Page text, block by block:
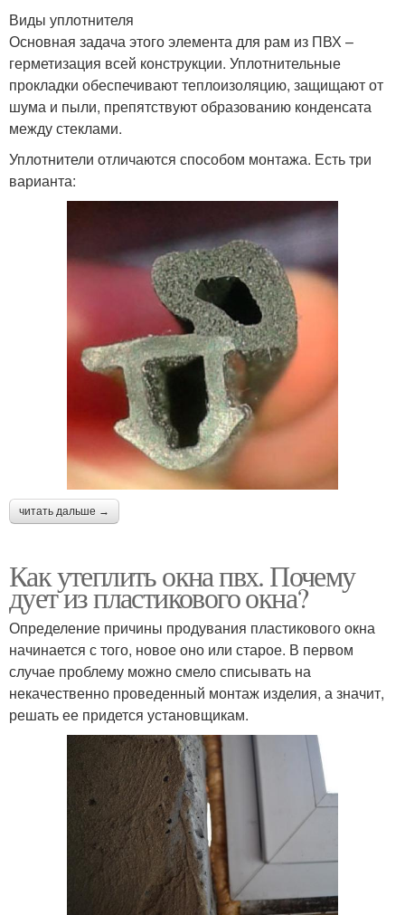
Виды уплотнителя
Основная задача этого элемента для рам из ПВХ –
герметизация всей конструкции. Уплотнительные
прокладки обеспечивают теплоизоляцию, защищают от
шума и пыли, препятствуют образованию конденсата
между стеклами.
Уплотнители отличаются способом монтажа. Есть три
варианта:
читать дальше →
Как утеплить окна пвх. Почему
дует из пластикового окна?
Определение причины продувания пластикового окна
начинается с того, новое оно или старое. В первом
случае проблему можно смело списывать на
некачественно проведенный монтаж изделия, а значит,
решать ее придется установщикам.